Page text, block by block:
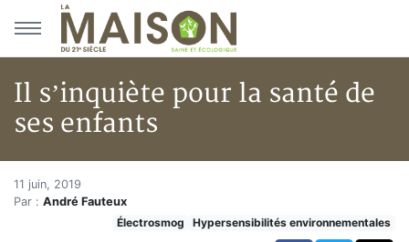
Aller au menu principal
Aller au contenu principal
Il s’inquiète pour la santé de
ses enfants
Accueil
Articles
Hypersensibilités environnementales
Il s’inquiète pour la santé de
11 juin, 2019
Par : André Fauteux
Électrosmog
Hypersensibilités environnementales